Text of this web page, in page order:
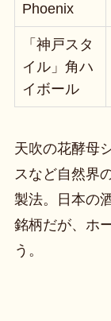
Phoenix
「神戸スタ
イル」角ハ
イボール
天吹の花酵母
スなど自然界
製法。日本の
銘柄だが、ホ
う。